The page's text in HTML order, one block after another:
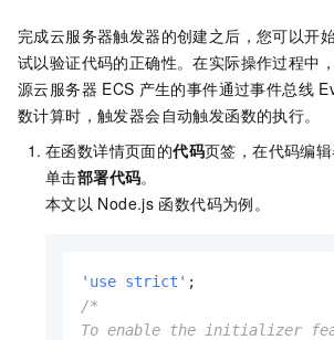
完成云服务器触发器的创建之后，您可以开
试以验证代码的正确性。在实际操作过程中
源云服务器 ECS 产生的事件通过事件总线
数计算时，触发器会自动触发函数的执行。
在函数详情页面的代码页签，在代码编
单击部署代码。
本文以 Node.js 函数代码为例。
'use strict'
/*
To enable the initializer